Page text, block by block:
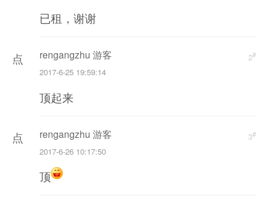
加
已租，谢谢
点
加
2#
rengangzhu 游客
2017-6-25 19:59:14
顶起来
点
3#
rengangzhu 游客
2017-6-26 10:17:50
顶